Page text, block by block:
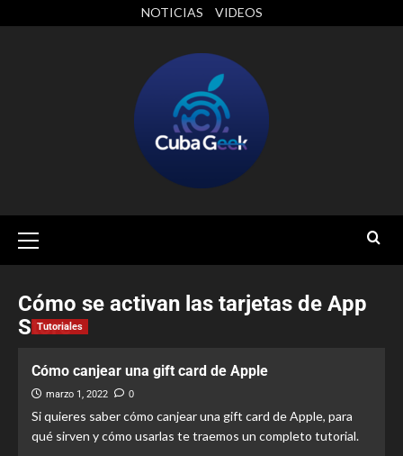
NOTICIAS VIDEOS
Cómo se activan las tarjetas de App
Store
Tutoriales
Cómo canjear una gift card de Apple
marzo 1, 2022 0
Si quieres saber cómo canjear una gift card de Apple, para
qué sirven y cómo usarlas te traemos un completo tutorial.